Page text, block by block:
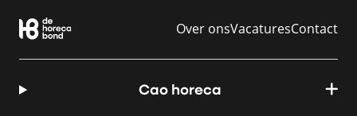
Over onsVacaturesContact
Cao horeca